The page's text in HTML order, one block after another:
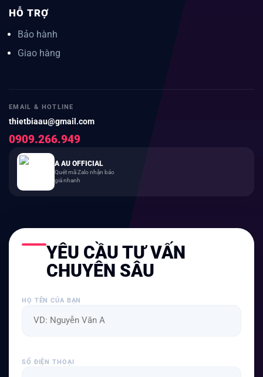
HỖ TRỢ
Bảo hành
Giao hàng
EMAIL & HOTLINE
thietbiaau@gmail.com
0909.266.949
A AU OFFICIAL
Quét mã Zalo nhận báo
giá nhanh
YÊU CẦU TƯ VẤN
CHUYÊN SÂU
HỌ TÊN CỦA BẠN
SỐ ĐIỆN THOẠI